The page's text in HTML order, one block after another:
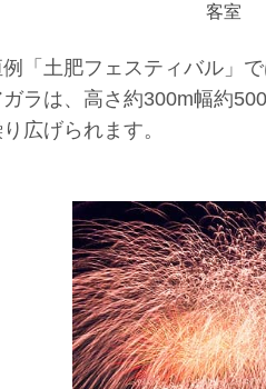
客室
「土肥フェスティバル」
ラは、高さ約300m幅約
広げられます。